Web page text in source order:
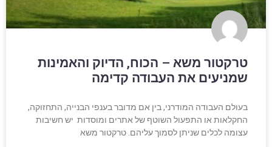
טרקטור משא – הכוח, הדיוק והאמינות
שמניעים את העבודה קדימה
בעולם העבודה המודרני, בין אם מדובר בענפי הבנייה, התחזוקה,
החקלאות או התפעול השוטף של אתרים ומוסדות יש חשיבות
עצומה לכלים שניתן לסמוך עליהם. טרקטור משא